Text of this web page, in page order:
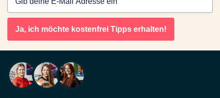
Ja, ich möchte kostenfrei Tipps erhalten!